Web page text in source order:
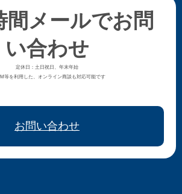
間メールでお問
い合わせ
定休日：土日祝日、年末年始
等を利用した、オンライン商談も対応可能です
お問い合わせ